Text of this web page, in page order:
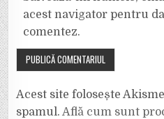
acest navigator pentru
comentez.
Acest site folosește
spamul.Află cum sunt